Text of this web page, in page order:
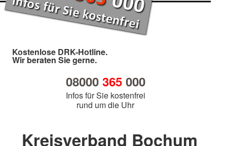
Kostenlose DRK-Hotline.
Wir beraten Sie gerne.
08000 365000
Infos für Sie kostenfrei
rund um die Uhr
Kreisverband Bochum